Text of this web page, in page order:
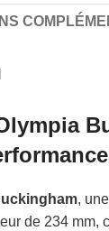
,
de 234 mm,